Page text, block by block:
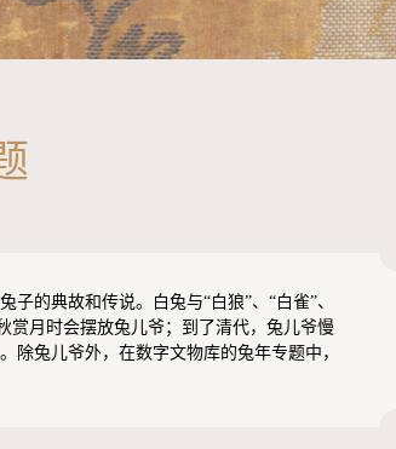
的典故和传说。白兔与“白狼”、“白雀”、
赏月时会摆放兔儿爷；到了清代，兔儿爷慢
兔儿爷外，在数字文物库的兔年专题中，